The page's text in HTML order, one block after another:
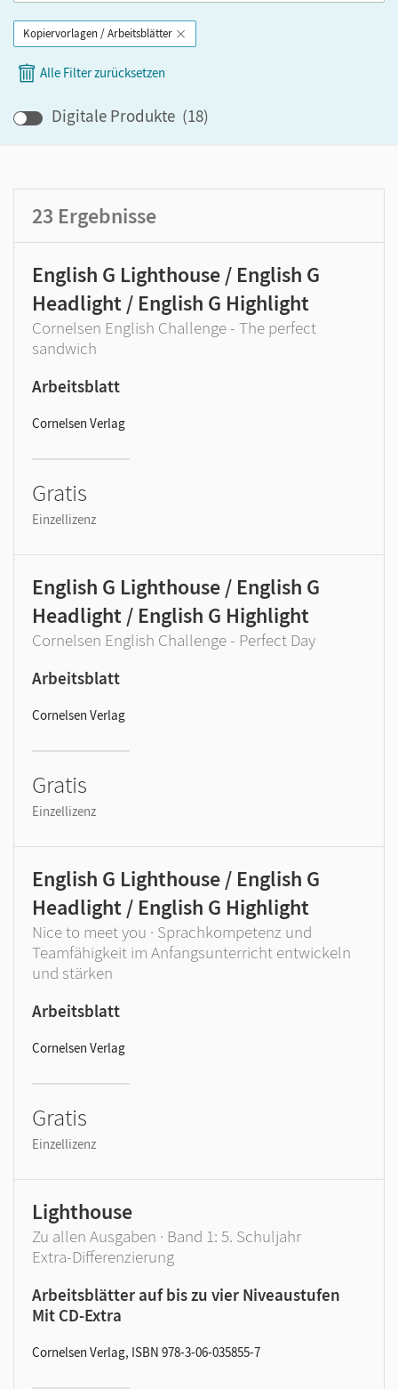
Band
Kopiervorlagen / Arbeitsblätter
Alle Filter zurücksetzen
Digitale Produkte (18)
23 Ergebnisse
English G Lighthouse / English G
Headlight / English G Highlight
Cornelsen English Challenge - The perfect
sandwich
Arbeitsblatt
Cornelsen Verlag
Gratis
Einzellizenz
English G Lighthouse / English G
Headlight / English G Highlight
Cornelsen English Challenge - Perfect Day
Arbeitsblatt
Cornelsen Verlag
Gratis
Einzellizenz
English G Lighthouse / English G
Headlight / English G Highlight
Nice to meet you · Sprachkompetenz und
Teamfähigkeit im Anfangsunterricht entwickeln
und stärken
Arbeitsblatt
Cornelsen Verlag
Gratis
Einzellizenz
Lighthouse
Zu allen Ausgaben · Band 1: 5. Schuljahr
Extra-Differenzierung
Arbeitsblätter auf bis zu vier Niveaustufen
Mit CD-Extra
Cornelsen Verlag, ISBN 978-3-06-035855-7